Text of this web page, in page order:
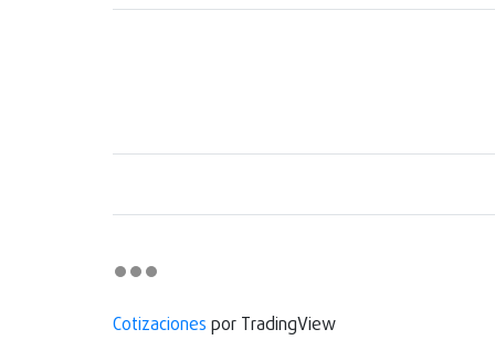
Cotizaciones por TradingView